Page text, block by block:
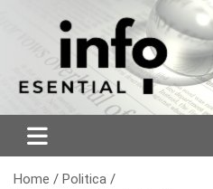
Home
Politica